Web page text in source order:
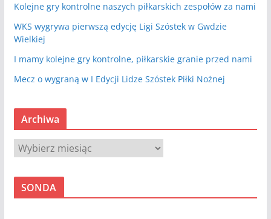
Kolejne gry kontrolne naszych piłkarskich zespołów za nami
WKS wygrywa pierwszą edycję Ligi Szóstek w Gwdzie
Wielkiej
I mamy kolejne gry kontrolne, piłkarskie granie przed nami
Mecz o wygraną w I Edycji Lidze Szóstek Piłki Nożnej
Archiwa
A
r
c
SONDA